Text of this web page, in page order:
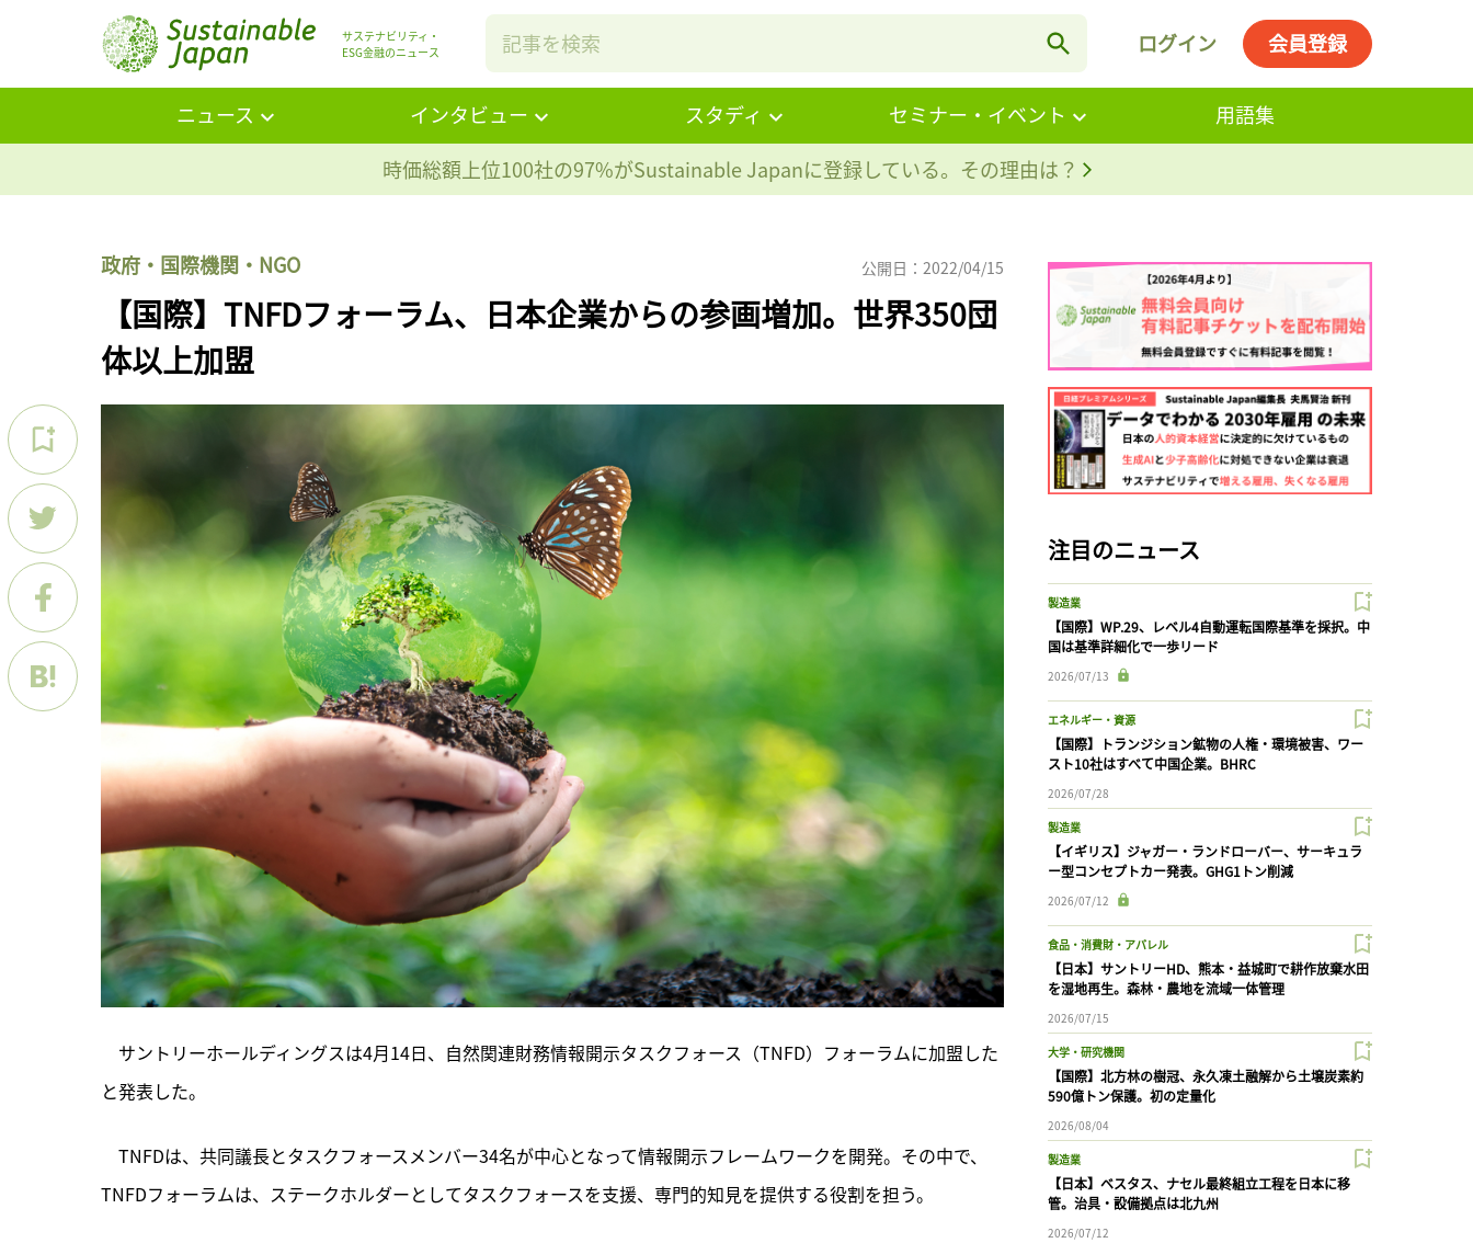
サステナビリティ・
ESG金融のニュース
ログイン 会員登録
ニュース インタビュー スタディ セミナー・イベント
用語集
時価総額上位100社の97%がSustainable Japanに登録している。その理由は？
政府・国際機関・NGO 公開日：2022/04/15
【国際】TNFDフォーラム、日本企業からの参画増加。世界350団
体以上加盟
サントリーホールディングスは4月14日、自然関連財務情報開示タスクフォース（TNFD）フォーラムに加盟した
と発表した。
TNFDは、共同議長とタスクフォースメンバー34名が中心となって情報開示フレームワークを開発。その中で、
TNFDフォーラムは、ステークホルダーとしてタスクフォースを支援、専門的知見を提供する役割を担う。
注目のニュース
製造業
【国際】WP.29、レベル4自動運転国際基準を採択。中
国は基準詳細化で一歩リード
2026/07/13
エネルギー・資源
【国際】トランジション鉱物の人権・環境被害、ワー
スト10社はすべて中国企業。BHRC
2026/07/28
製造業
【イギリス】ジャガー・ランドローバー、サーキュラ
ー型コンセプトカー発表。GHG1トン削減
2026/07/12
食品・消費財・アパレル
【日本】サントリーHD、熊本・益城町で耕作放棄水田
を湿地再生。森林・農地を流域一体管理
2026/07/15
大学・研究機関
【国際】北方林の樹冠、永久凍土融解から土壌炭素約
590億トン保護。初の定量化
2026/08/04
製造業
【日本】ベスタス、ナセル最終組立工程を日本に移
管。治具・設備拠点は北九州
2026/07/12